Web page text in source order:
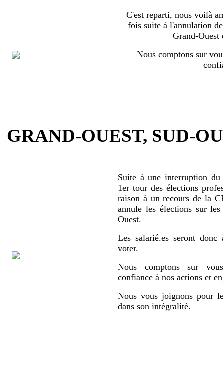
C'est reparti, nous voilà
fois suite à l'annulation
Grand-Ouest
Nous comptons sur
GRAND-OUEST, SUD-
Suite à une interruption
1er tour des élections
raison à un recours de la
annule les élections sur
Ouest.
Les salarié.es seront
voter.
Nous comptons sur
confiance à nos actions et
Nous vous joignons pour
dans son intégralité.